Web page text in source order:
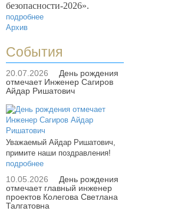
безопасности-2026».
подробнее
Архив
События
20.07.2026
День рождения
отмечает Инженер Сагиров
Айдар Ришатович
Уважаемый Айдар Ришатович,
примите наши поздравления!
подробнее
10.05.2026
День рождения
отмечает главный инженер
проектов Колегова Светлана
Талгатовна